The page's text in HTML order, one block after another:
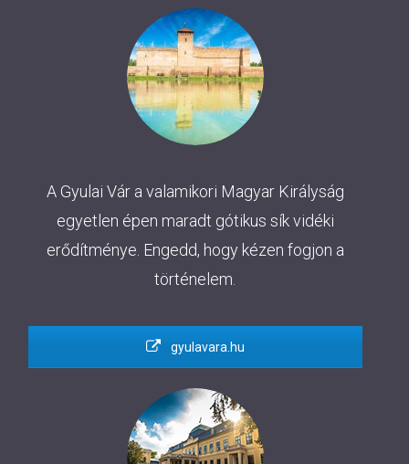
A Gyulai Vár a valamikori Magyar Királyság
egyetlen épen maradt gótikus sík vidéki
erődítménye. Engedd, hogy kézen fogjon a
történelem.
gyulavara.hu